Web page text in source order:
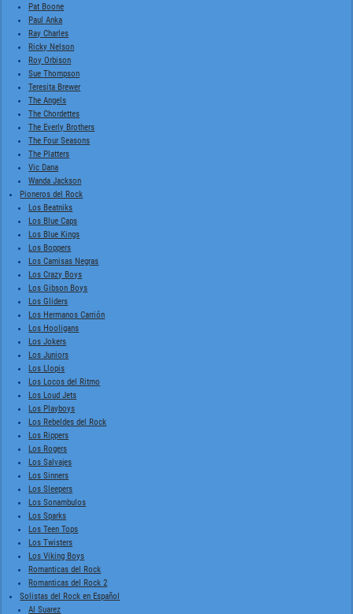
Pat Boone
Paul Anka
Ray Charles
Ricky Nelson
Roy Orbison
Sue Thompson
Teresita Brewer
The Angels
The Chordettes
The Everly Brothers
The Four Seasons
The Platters
Vic Dana
Wanda Jackson
Pioneros del Rock
Los Beatniks
Los Blue Caps
Los Blue Kings
Los Boppers
Los Camisas Negras
Los Crazy Boys
Los Gibson Boys
Los Gliders
Los Hermanos Carrión
Los Hooligans
Los Jokers
Los Juniors
Los Llopis
Los Locos del Ritmo
Los Loud Jets
Los Playboys
Los Rebeldes del Rock
Los Rippers
Los Rogers
Los Salvajes
Los Sinners
Los Sleepers
Los Sonambulos
Los Sparks
Los Teen Tops
Los Twisters
Los Viking Boys
Romanticas del Rock
Romanticas del Rock 2
Solistas del Rock en Español
Al Suarez